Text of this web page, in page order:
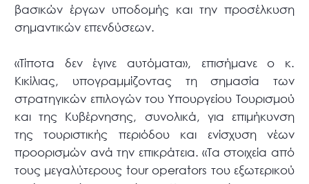
βασικών έργων υποδομής και την προσέλκυση
σημαντικών επενδύσεων.
«Τίποτα δεν έγινε αυτόματα», επισήμανε ο κ.
Κικίλιας, υπογραμμίζοντας τη σημασία των
στρατηγικών επιλογών του Υπουργείου Τουρισμού
και της Κυβέρνησης, συνολικά, για επιμήκυνση
της τουριστικής περιόδου και ενίσχυση νέων
προορισμών ανά την επικράτεια. «Τα στοιχεία από
τους μεγαλύτερους tour operators του εξωτερικού